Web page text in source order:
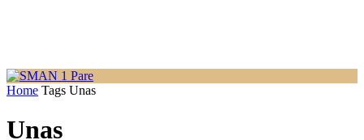
Home Tags Unas
Unas